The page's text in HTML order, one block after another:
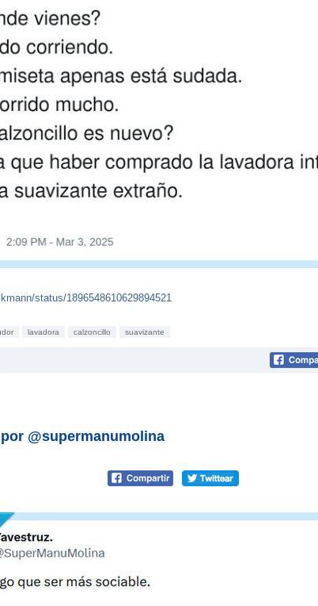
status/1896548610629894521
lavadora calzoncillo suavizante
@supermanumolina